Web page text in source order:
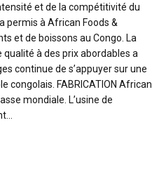
et de la compétitivité du
permis à African Foods &
et de boissons au Congo. La
à des prix abordables a
continue de s’appuyer sur une
congolais. FABRICATION African
mondiale. L’usine de